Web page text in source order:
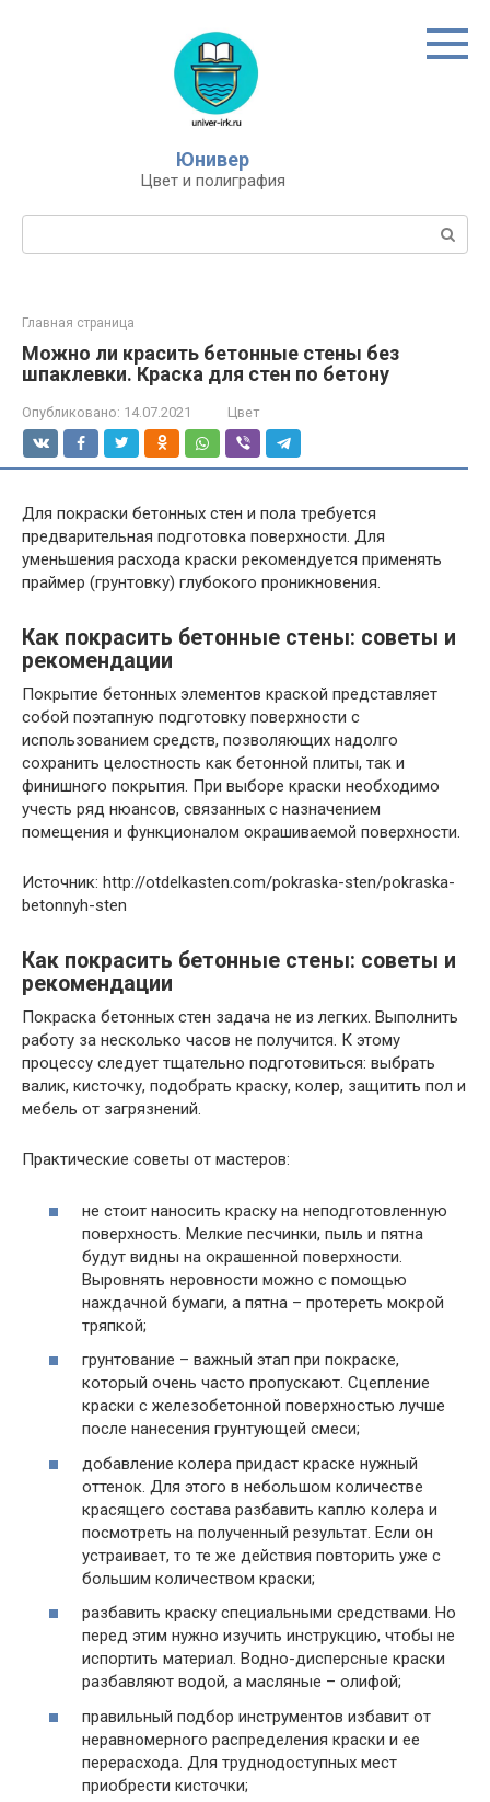
Юнивер
Цвет и полиграфия
Главная страница
Можно ли красить бетонные стены без
шпаклевки. Краска для стен по бетону
Опубликовано: 14.07.2021 Цвет
Для покраски бетонных стен и пола требуется
предварительная подготовка поверхности. Для
уменьшения расхода краски рекомендуется применять
праймер (грунтовку) глубокого проникновения.
Как покрасить бетонные стены: советы и
рекомендации
Покрытие бетонных элементов краской представляет
собой поэтапную подготовку поверхности с
использованием средств, позволяющих надолго
сохранить целостность как бетонной плиты, так и
финишного покрытия. При выборе краски необходимо
учесть ряд нюансов, связанных с назначением
помещения и функционалом окрашиваемой поверхности.
Источник: http://otdelkasten.com/pokraska-sten/pokraska-
betonnyh-sten
Как покрасить бетонные стены: советы и
рекомендации
Покраска бетонных стен задача не из легких. Выполнить
работу за несколько часов не получится. К этому
процессу следует тщательно подготовиться: выбрать
валик, кисточку, подобрать краску, колер, защитить пол и
мебель от загрязнений.
Практические советы от мастеров:
не стоит наносить краску на неподготовленную
поверхность. Мелкие песчинки, пыль и пятна
будут видны на окрашенной поверхности.
Выровнять неровности можно с помощью
наждачной бумаги, а пятна – протереть мокрой
тряпкой;
грунтование – важный этап при покраске,
который очень часто пропускают. Сцепление
краски с железобетонной поверхностью лучше
после нанесения грунтующей смеси;
добавление колера придаст краске нужный
оттенок. Для этого в небольшом количестве
красящего состава разбавить каплю колера и
посмотреть на полученный результат. Если он
устраивает, то те же действия повторить уже с
большим количеством краски;
разбавить краску специальными средствами. Но
перед этим нужно изучить инструкцию, чтобы не
испортить материал. Водно-дисперсные краски
разбавляют водой, а масляные – олифой;
правильный подбор инструментов избавит от
неравномерного распределения краски и ее
перерасхода. Для труднодоступных мест
приобрести кисточки;